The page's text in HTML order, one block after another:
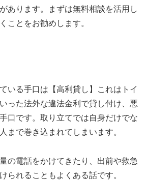
あります。まずは無料相談を活用し
ことをお勧めします。
いる手口は【高利貸し】これはトイ
った法外な違法金利で貸し付け、悪
口です。取り立てでは自身だけでな
まで巻き込まれてしまいます。
の電話をかけてきたり、出前や救急
られることもよくある話です。